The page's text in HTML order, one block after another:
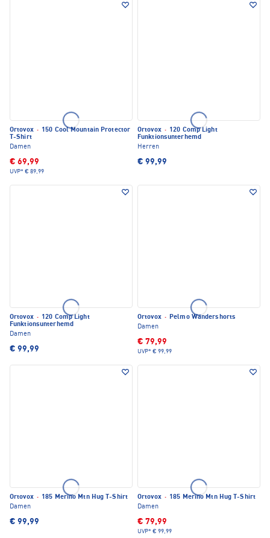
Ortovox · 150 Cool Mountain Protector
T-Shirt
Damen
€ 69,99
UVP* € 89,99
Ortovox · 120 Comp Light
Funktionsunterhemd
Herren
€ 99,99
Ortovox · 120 Comp Light
Funktionsunterhemd
Damen
€ 99,99
Ortovox · Pelmo Wandershorts
Damen
€ 79,99
UVP* € 99,99
Ortovox · 185 Merino Mtn Hug T-Shirt
Damen
€ 99,99
Ortovox · 185 Merino Mtn Hug T-Shirt
Damen
€ 79,99
UVP* € 99,99